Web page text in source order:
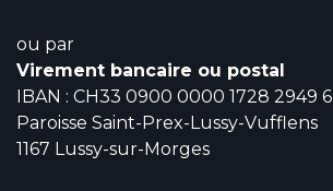
ou par
Virement bancaire ou postal
IBAN : CH33 0900 0000 1728 2949 6
Paroisse Saint-Prex-Lussy-Vufflens
1167 Lussy-sur-Morges